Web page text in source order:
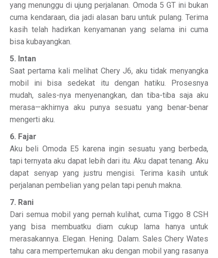
yang menunggu di ujung perjalanan. Omoda 5 GT ini bukan
cuma kendaraan, dia jadi alasan baru untuk pulang. Terima
kasih telah hadirkan kenyamanan yang selama ini cuma
bisa kubayangkan.
5. Intan
Saat pertama kali melihat Chery J6, aku tidak menyangka
mobil ini bisa sedekat itu dengan hatiku. Prosesnya
mudah, sales-nya menyenangkan, dan tiba-tiba saja aku
merasa—akhirnya aku punya sesuatu yang benar-benar
mengerti aku.
6. Fajar
Aku beli Omoda E5 karena ingin sesuatu yang berbeda,
tapi ternyata aku dapat lebih dari itu. Aku dapat tenang. Aku
dapat senyap yang justru mengisi. Terima kasih untuk
perjalanan pembelian yang pelan tapi penuh makna.
7. Rani
Dari semua mobil yang pernah kulihat, cuma Tiggo 8 CSH
yang bisa membuatku diam cukup lama hanya untuk
merasakannya. Elegan. Hening. Dalam. Sales Chery Wates
tahu cara mempertemukan aku dengan mobil yang rasanya